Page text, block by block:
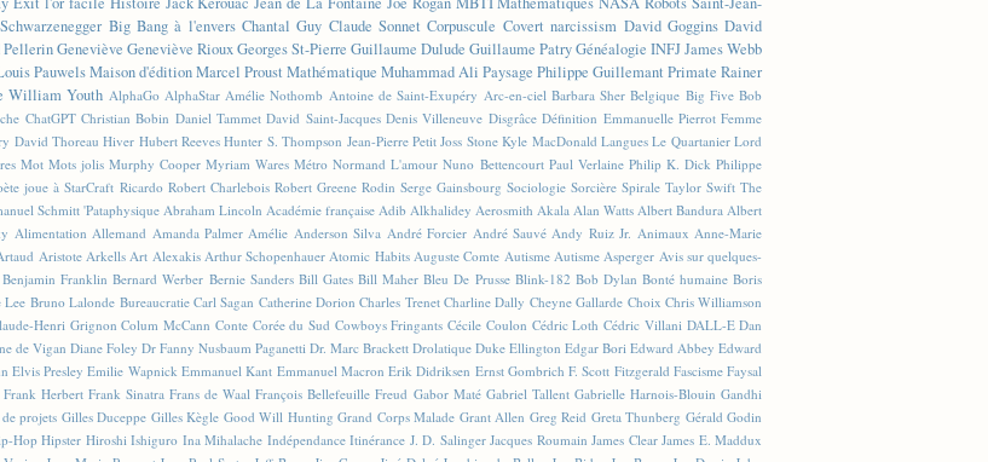
Big Bang à l'envers Chantal Guy Claude Sonnet Corpuscule Covert narcissism David Goggins David
PellerinGeneviève Geneviève RiouxGeorges St-Pierre Guillaume Dulude Guillaume PatryGénéalogie INFJJames Webb
PauwelsMaison d'éditionMarcel Proust Mathématique Muhammad Ali Paysage Philippe Guillemant Primate Rainer
William Youth AlphaGo AlphaStar Amélie Nothomb Antoine de Saint-Exupéry Arc-en-ciel Barbara Sher Belgique Big Five Bob
ChatGPT Christian Bobin Daniel Tammet David Saint-Jacques Denis Villeneuve Disgrâce Définition Emmanuelle Pierrot Femme
David Thoreau Hiver Hubert Reeves Hunter S. Thompson Jean-Pierre Petit Joss Stone Kyle MacDonald Langues Le Quartanier Lord
Mot Mots jolis Murphy Cooper Myriam Wares Métro Normand L'amour Nuno Bettencourt Paul Verlaine Philip K. Dick Philippe
joue à StarCraft Ricardo Robert Charlebois Robert Greene Rodin Serge Gainsbourg Sociologie Sorcière Spirale Taylor Swift The
Schmitt 'Pataphysique Abraham Lincoln Académie française Adib Alkhalidey Aerosmith Akala Alan Watts Albert Bandura Albert
Alimentation Allemand Amanda Palmer Amélie Anderson Silva André Forcier André Sauvé Andy Ruiz Jr. Animaux Anne-Marie
Aristote Arkells Art Alexakis Arthur Schopenhauer Atomic Habits Auguste Comte Autisme Autisme Asperger Avis sur quelques-
Benjamin Franklin Bernard Werber Bernie Sanders Bill Gates Bill Maher Bleu De Prusse Blink-182 Bob Dylan Bonté humaine Boris
Lee Bruno Lalonde Bureaucratie Carl Sagan Catherine Dorion Charles Trenet Charline Dally Cheyne Gallarde Choix Chris Williamson
Henri Grignon Colum McCann Conte Corée du Sud Cowboys Fringants Cécile Coulon Cédric Loth Cédric Villani DALL-E Dan
de Vigan Diane Foley Dr Fanny Nusbaum Paganetti Dr. Marc Brackett Drolatique Duke Ellington Edgar Bori Edward Abbey Edward
Elvis Presley Emilie Wapnick Emmanuel Kant Emmanuel Macron Erik Didriksen Ernst Gombrich F. Scott Fitzgerald Fascisme Faysal
Frank Herbert Frank Sinatra Frans de Waal François Bellefeuille Freud Gabor Maté Gabriel Tallent Gabrielle Harnois-Blouin Gandhi
projets Gilles Duceppe Gilles Kègle Good Will Hunting Grand Corps Malade Grant Allen Greg Reid Greta Thunberg Gérald Godin
Hop Hipster Hiroshi Ishiguro Ina Mihalache Indépendance Itinérance J. D. Salinger Jacques Roumain James Clear James E. Maddux